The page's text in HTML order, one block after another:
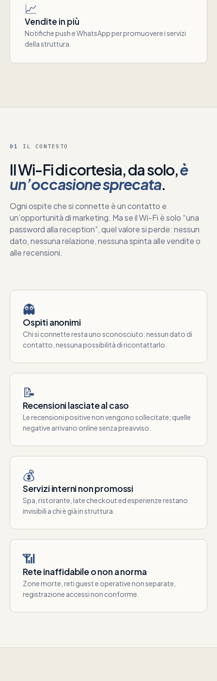
📈
Vendite in più
Notifiche push e WhatsApp per promuovere i servizi
della struttura.
01 IL CONTESTO
Il Wi-Fi di cortesia, da solo,è
un’occasione sprecata.
Ogni ospite che si connette è un contatto e
un’opportunità di marketing. Ma se il Wi-Fi è solo “una
password alla reception”, quel valore si perde: nessun
dato, nessuna relazione, nessuna spinta alle vendite o
alle recensioni.
👻
Ospiti anonimi
Chi si connette resta uno sconosciuto: nessun dato di
contatto, nessuna possibilità di ricontattarlo.
📝
Recensioni lasciate al caso
Le recensioni positive non vengono sollecitate; quelle
negative arrivano online senza preavviso.
💰
Servizi interni non promossi
Spa, ristorante, late checkout ed esperienze restano
invisibili a chi è già in struttura.
📶
Rete inaffidabile o non a norma
Zone morte, reti guest e operative non separate,
registrazione accessi non conforme.